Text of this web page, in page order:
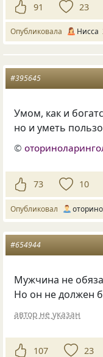
91 23
Опубликовала Нисса
#395645
Умом, как и
но и уметь
©
73 10
Опубликовал
#654944
Мужчина не
Но он не должен
автор не указан
107 23